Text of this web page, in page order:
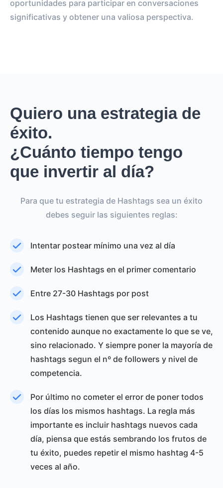
oportunidades para participar en conversaciones
significativas y obtener una valiosa perspectiva.
Quiero una estrategia de
éxito.
¿Cuánto tiempo tengo
que invertir al día?
Para que tu estrategia de Hashtags sea un éxito
debes seguir las siguientes reglas:
Intentar postear mínimo una vez al día
Meter los Hashtags en el primer comentario
Entre 27-30 Hashtags por post
Los Hashtags tienen que ser relevantes a tu
contenido aunque no exactamente lo que se ve,
sino relacionado. Y siempre poner la mayoría de
hashtags segun el nº de followers y nivel de
competencia.
Por último no cometer el error de poner todos
los días los mismos hashtags. La regla más
importante es incluir hashtags nuevos cada
día, piensa que estás sembrando los frutos de
tu éxito, puedes repetir el mismo hashtag 4-5
veces al año.